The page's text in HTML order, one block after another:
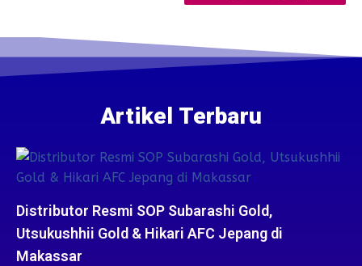
Artikel Terbaru
Distributor Resmi SOP Subarashi Gold,
Utsukushhii Gold & Hikari AFC Jepang di
Makassar